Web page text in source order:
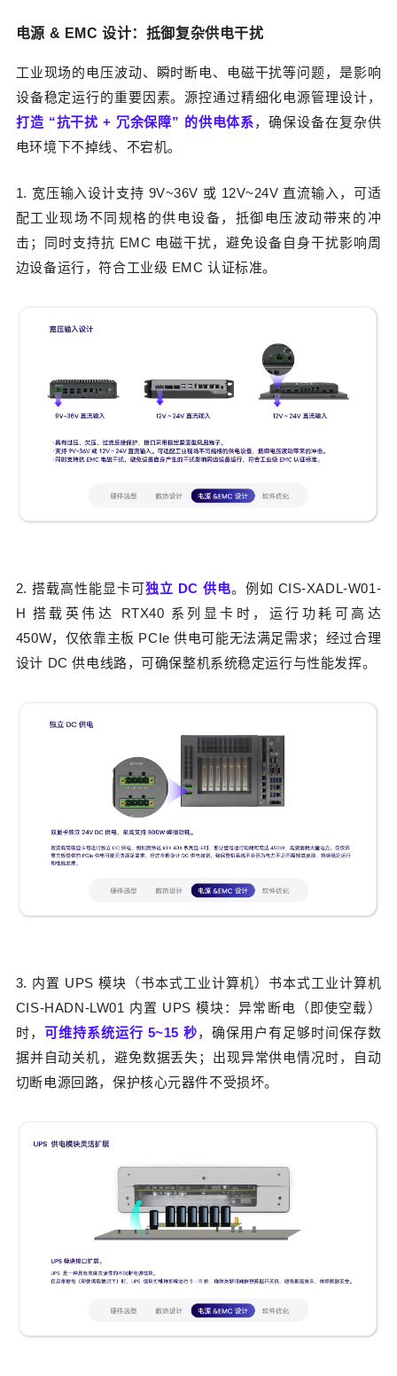
电源 & EMC设计：抵御复杂供电干扰
工业现场的电压波动、瞬时断电、电磁干扰等问题，是影响
设备稳定运行的重要因素。源控通过精细化电源管理设计，
打造 “抗干扰 + 冗余保障” 的供电体系，确保设备在复杂供
电环境下不掉线、不宕机。
1. 宽压输入设计支持 9V~36V 或 12V~24V 直流输入，可适
配工业现场不同规格的供电设备，抵御电压波动带来的冲
击；同时支持抗 EMC 电磁干扰，避免设备自身干扰影响周
边设备运行，符合工业级 EMC 认证标准。
2. 搭载高性能显卡可独立 DC 供电。 例如 CIS-XADL-W01-
H 搭载英伟达 RTX40 系列显卡时，运行功耗可高达
450W，仅依靠主板 PCIe 供电可能无法满足需求；经过合理
设计 DC 供电线路，可确保整机系统稳定运行与性能发挥。
3. 内置 UPS 模块（书本式工业计算机） 书本式工业计算机
CIS-HADN-LW01 内置 UPS 模块：异常断电（即使空载）
时， 可维持系统运行 5~15 秒，确保用户有足够时间保存数
据并自动关机，避免数据丢失；出现异常供电情况时，自动
切断电源回路，保护核心元器件不受损坏。